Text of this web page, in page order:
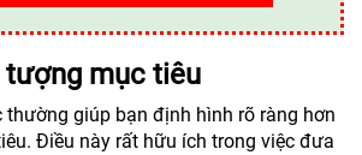
mục tiêu
thường giúp bạn định hình rõ ràng hơn
Điều này rất hữu ích trong việc đưa